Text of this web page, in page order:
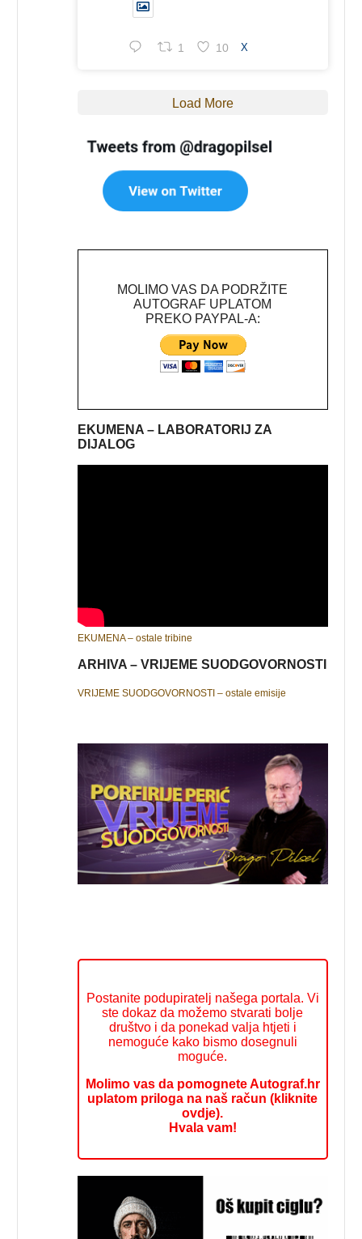
1 10 X
Load More
MOLIMO VAS DA PODRŽITE
AUTOGRAF UPLATOM
PREKO PAYPAL-A:
EKUMENA – LABORATORIJ ZA
DIJALOG
EKUMENA – ostale tribine
ARHIVA – VRIJEME SUODGOVORNOSTI
VRIJEME SUODGOVORNOSTI – ostale emisije
Postanite podupiratelj našega portala. Vi
ste dokaz da možemo stvarati bolje
društvo i da ponekad valja htjeti i
nemoguće kako bismo dosegnuli
moguće.
Molimo vas da pomognete Autograf.hr
uplatom priloga na naš račun (kliknite
ovdje).
Hvala vam!